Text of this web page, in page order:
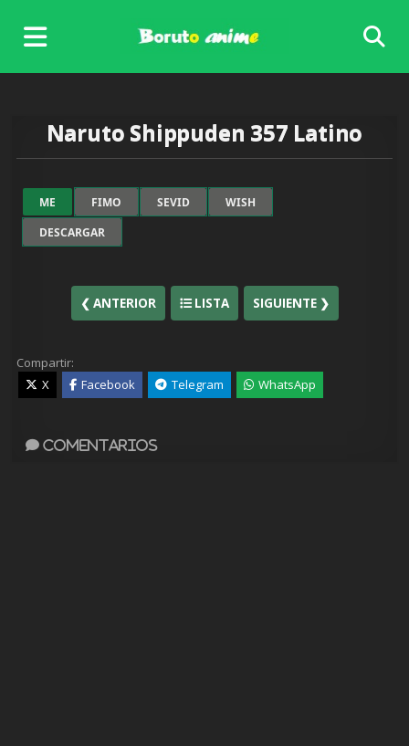
content
Naruto Shippuden 357 Latino
ME FIMO SEVID
WISH
DESCARGAR
❮ ANTERIOR LISTA SIGUIENTE ❯
Compartir:
X
Facebook Telegram WhatsApp
Comentarios